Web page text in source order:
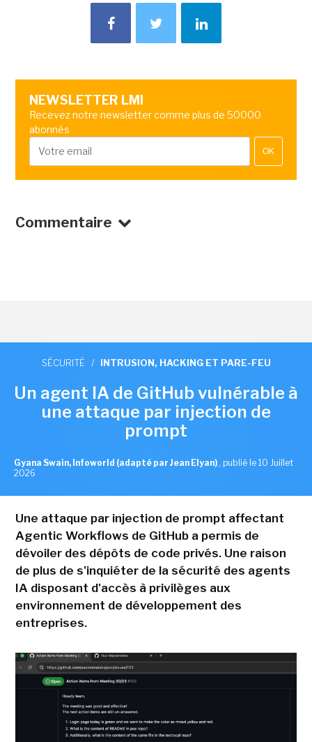
NEWSLETTER LMI
Recevez notre newsletter comme plus de 50000
abonnés
OK
Commentaire
SÉCURITÉ / INTRUSION, HACKING ET PARE-FEU
Un agent IA de GitHub vulnérable à
une attaque par injection de
prompt
Gyana Swain, Infoworld (adapté par Jean Elyan) , publié le 10 Juillet
2026
Une attaque par injection de prompt affectant
Agentic Workflows de GitHub a permis de
dévoiler des dépôts de code privés. Une raison
de plus de s'inquiéter de la sécurité des agents
IA disposant d'accès à privilèges aux
environnement de développement des
entreprises.